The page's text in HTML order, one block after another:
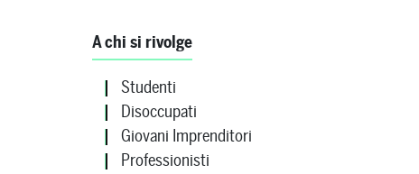
A chi si rivolge
Studenti
Disoccupati
Giovani Imprenditori
Professionisti